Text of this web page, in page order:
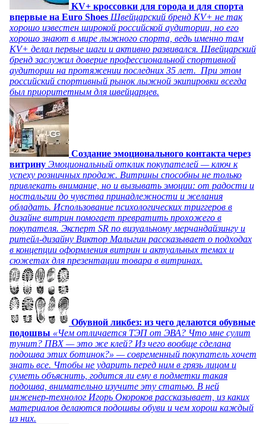
KV+ кроссовки для города и для спорта
впервые на Euro Shoes Швейцарский бренд KV+ не так
хорошо известен широкой российской аудитории, но его
хорошо знают в мире лыжного спорта, ведь именно там
KV+ делал первые шаги и активно развивался. Швейцарский
бренд заслужил доверие профессиональной спортивной
аудитории на протяжении последних 35 лет. При этом
российский спортивный рынок лыжной экипировки всегда
был приоритетным для швейцарцев.
Создание эмоционального контакта через
витрину Эмоциональный отклик покупателей — ключ к
успеху розничных продаж. Витрины способны не только
привлекать внимание, но и вызывать эмоции: от радости и
ностальгии до чувства принадлежности и желания
обладать. Использование психологических триггеров в
дизайне витрин помогает превратить прохожего в
покупателя. Эксперт SR по визуальному мерчандайзингу и
ритейл-дизайну Виктор Малыгин рассказывает о подходах
в концепции оформления витрин и актуальных темах и
сюжетах для презентации товара в витринах.
Обувной ликбез: из чего делаются обувные
подошвы «Чем отличается ТЭП от ЭВА? Что мне сулит
тунит? ПВХ — это же клей? Из чего вообще сделана
подошва этих ботинок?» — современный покупатель хочет
знать все. Чтобы не ударить перед ним в грязь лицом и
суметь объяснить, годится ли ему в подметки такая
подошва, внимательно изучите эту статью. В ней
инженер-технолог Игорь Окороков рассказывает, из каких
материалов делаются подошвы обуви и чем хорош каждый
из них.